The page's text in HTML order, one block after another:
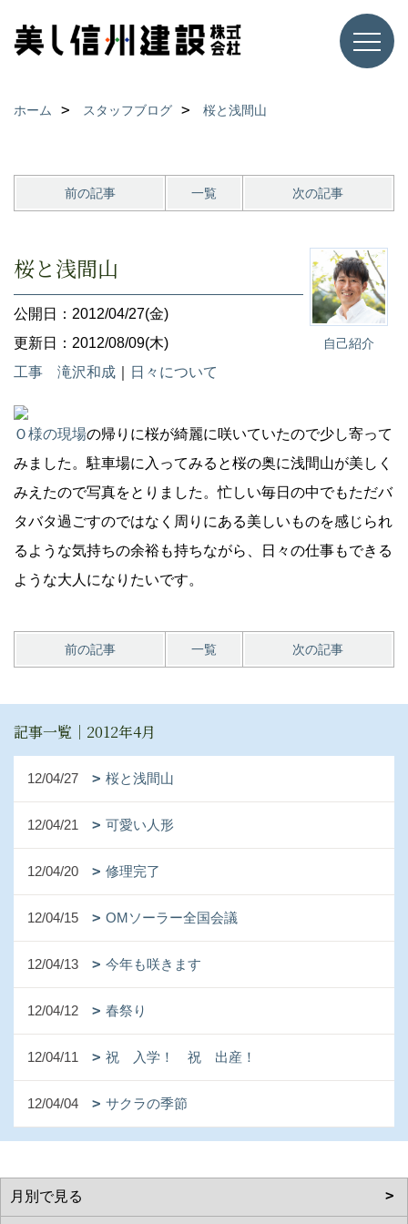
ホーム スタッフブログ 桜と浅間山
前の記事 一覧 次の記事
自己紹介
桜と浅間山
公開日：2012/04/27(金)
更新日：2012/08/09(木)
工事 滝沢和成
日々について
Ｏ様の現場の帰りに桜が綺麗に咲いていたので少し寄って
みました。駐車場に入ってみると桜の奥に浅間山が美しく
みえたので写真をとりました。忙しい毎日の中でもただバ
タバタ過ごすのではなく周りにある美しいものを感じられ
るような気持ちの余裕も持ちながら、日々の仕事もできる
ような大人になりたいです。
前の記事 一覧 次の記事
記事一覧｜2012年4月
12/04/27 桜と浅間山
12/04/21 可愛い人形
12/04/20 修理完了
12/04/15 OMソーラー全国会議
12/04/13 今年も咲きます
12/04/12 春祭り
12/04/11 祝 入学！ 祝 出産！
12/04/04 サクラの季節